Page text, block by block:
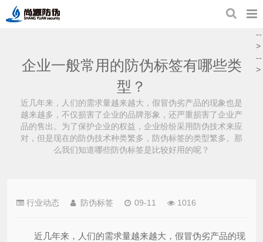
企业一般常用的防伪标签有哪些类
型？
近几年来，人们的需求量越来越大，假冒伪劣产品的现象也是
越来越多，不仅损害了企业的品牌形象，还严重损害了企业产
品的售出。为了保护企业的权益，企业纷纷采用防伪技术来应
对，但是现在的防伪技术种类繁多，防伪标签的类型繁多。那
么我们知道哪些防伪标签是比较好用的呢？
行业动态 防伪标签 09-11 1016
近几年来，人们的需求量越来越大，假冒伪劣产品的现
--
>
--
>